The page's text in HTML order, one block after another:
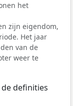
het
zijn eigendom,
Het jaar
van de
weer te
definities